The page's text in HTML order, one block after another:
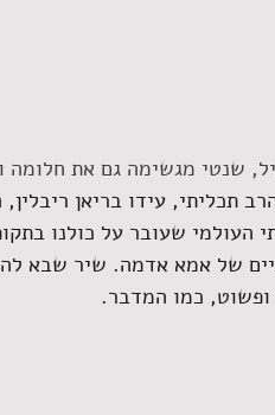
שנטי מגשימה גם את חלומה
תכליתי, עידו בריאן
העולמי שעובר על כולנו
של אמא אדמה. שיר שבא
ופשוט, כמו המדבר.